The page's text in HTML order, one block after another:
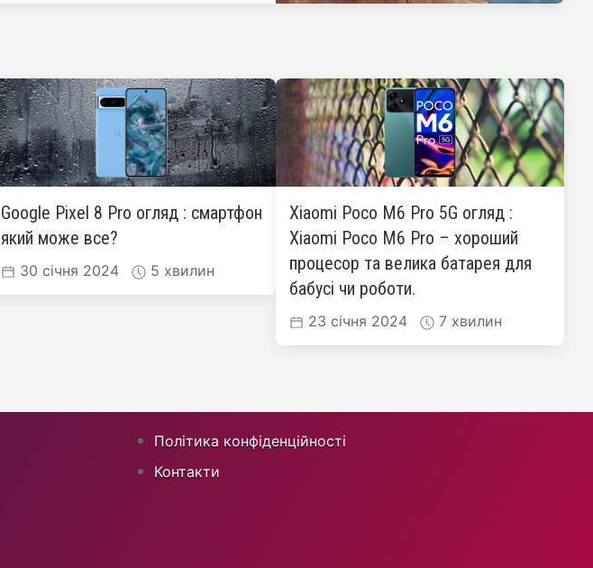
Google Pixel 8 Pro огляд : смартфон
який може все?
30 січня 2024 5 хвилин
Xiaomi Poco M6 Pro 5G огляд :
Xiaomi Poco M6 Pro – хороший
процесор та велика батарея для
бабусі чи роботи.
23 січня 2024 7 хвилин
Політика конфіденційності
Контакти